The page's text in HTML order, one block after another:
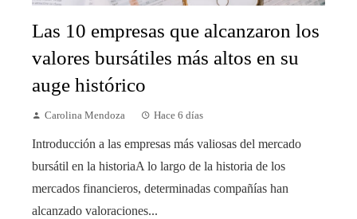
Las 10 empresas que alcanzaron los
valores bursátiles más altos en su
auge histórico
Carolina Mendoza Hace 6 días
Introducción a las empresas más valiosas del mercado
bursátil en la historiaA lo largo de la historia de los
mercados financieros, determinadas compañías han
alcanzado valoraciones...